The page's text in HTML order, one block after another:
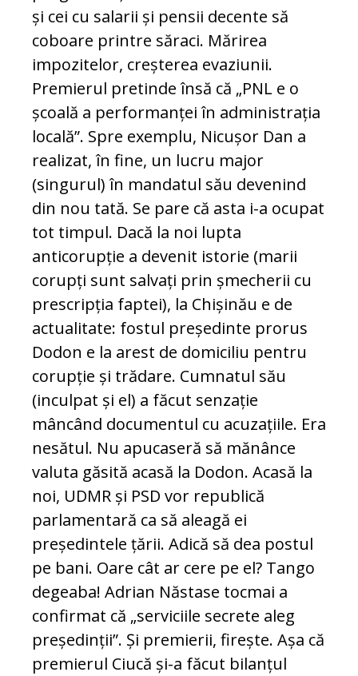
și cei cu salarii și pensii decente să
coboare printre săraci. Mărirea
impozitelor, creșterea evaziunii.
Premierul pretinde însă că „PNL e o
școală a performanței în administrația
locală”. Spre exemplu, Nicușor Dan a
realizat, în fine, un lucru major
(singurul) în mandatul său devenind
din nou tată. Se pare că asta i-a ocupat
tot timpul. Dacă la noi lupta
anticorupție a devenit istorie (marii
corupți sunt salvați prin șmecherii cu
prescripția faptei), la Chișinău e de
actualitate: fostul președinte prorus
Dodon e la arest de domiciliu pentru
corupție și trădare. Cumnatul său
(inculpat și el) a făcut senzație
mâncând documentul cu acuzațiile. Era
nesătul. Nu apucaseră să mănânce
valuta găsită acasă la Dodon. Acasă la
noi, UDMR și PSD vor republică
parlamentară ca să aleagă ei
președintele țării. Adică să dea postul
pe bani. Oare cât ar cere pe el? Tango
degeaba! Adrian Năstase tocmai a
confirmat că „serviciile secrete aleg
președinții”. Și premierii, firește. Așa că
premierul Ciucă și-a făcut bilanțul